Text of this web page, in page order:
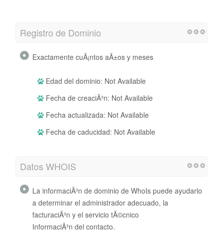
Registro de Dominio
Exactamente cuÃ¡ntos aÃ±os y meses
Edad del dominio: Not Available
Fecha de creaciÃ³n: Not Available
Fecha actualizada: Not Available
Fecha de caducidad: Not Available
Datos WHOIS
La informaciÃ³n de dominio de WhoIs puede ayudarlo
a determinar el administrador adecuado, la
facturaciÃ³n y el servicio tÃ©cnico
InformaciÃ³n del contacto.